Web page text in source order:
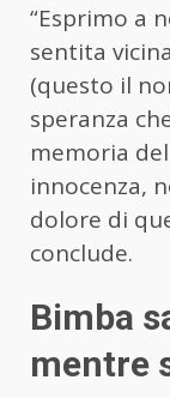
“Esprimo a
sentita
(questo il
speranza
memoria
innocenza,
dolore di
conclude.
Bimba
mentre